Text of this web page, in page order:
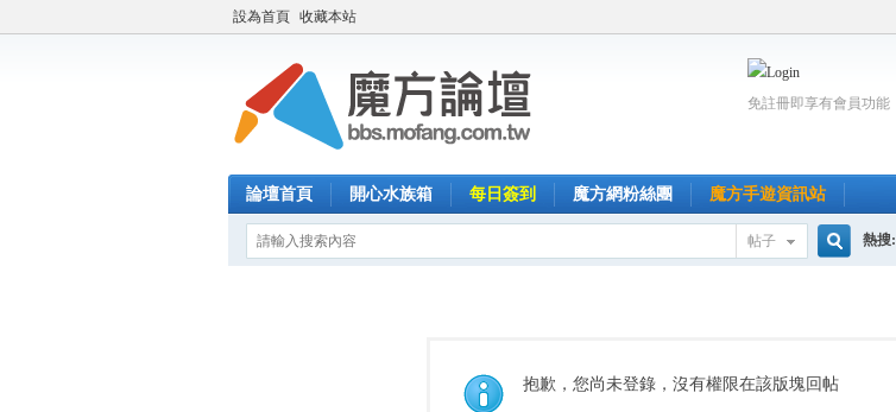
設為首頁 收藏本站
免註冊即享有會員功能
論壇首頁 開心水族箱 每日簽到 魔方網粉絲團 魔方手遊資訊站
帖子
索
熱搜:
抱歉，您尚未登錄，沒有權限在該版塊回帖